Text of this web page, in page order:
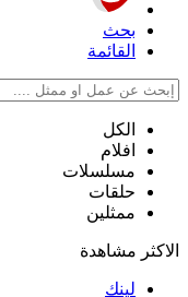
بحث
القائمة
الكل
افلام
مسلسلات
حلقات
ممثلين
الاكثر مشاهدة
لينك